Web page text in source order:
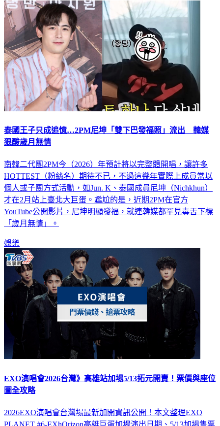
泰國王子只成追憶…2PM尼坤「雙下巴發福照」流出 韓媒
狠酸歲月無情
南韓二代團2PM今（2026）年預計將以完整體開唱，讓許多
HOTTEST（粉絲名）期待不已，不過這幾年實際上成員常以
個人或子團方式活動，如Jun. K、泰國成員尼坤（Nichkhun）
才在2月站上臺北大巨蛋。尷尬的是，近期2PM在官方
YouTube公開影片，尼坤明顯發福，就連韓媒都罕見毒舌下標
「歲月無情」。
娛樂
EXO演唱會2026台灣》高雄站加場5/13拓元開賣！票價與座位
圖全攻略
2026EXO演唱會台灣場最新加開資訊公開！本文整理EXO
PLANET #6-EXhOrizon高雄巨蛋加場演出日期、5/13加場售票